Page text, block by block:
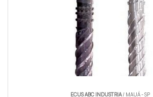
ECUS ABC INDUSTRIA/ MAUÁ - SP